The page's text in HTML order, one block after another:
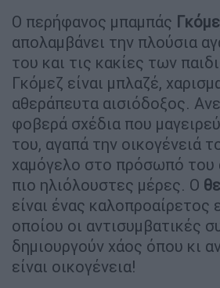
Ο περήφανος μπαμπάς
απολαμβάνει την πλούσια
του και τις κακίες των
Γκόμεζ είναι μπλαζέ,
αθεράπευτα αισιόδοξος.
φοβερά σχέδια που
του, αγαπά την οικογένειά
χαμόγελο στο πρόσωπό του
πιο ηλιόλουστες μέρες. Ο
είναι ένας καλοπροαίρετος
οποίου οι αντισυμβατικές
δημιουργούν χάος όπου κι
είναι οικογένεια!